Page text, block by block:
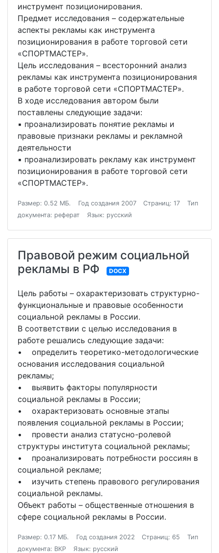
инструмент позиционирования.
Предмет исследования – содержательные
аспекты рекламы как инструмента
позиционирования в работе торговой сети
«СПОРТМАСТЕР».
Цель исследования – всесторонний анализ
рекламы как инструмента позиционирования
в работе торговой сети «СПОРТМАСТЕР».
В ходе исследования автором были
поставлены следующие задачи:
▪ проанализировать понятие рекламы и
правовые признаки рекламы и рекламной
деятельности
▪ проанализировать рекламу как инструмент
позиционирования в работе торговой сети
«СПОРТМАСТЕР».
Размер: 0.52 МБ. Год создания 2007 Страниц: 17
Тип
документа: реферат
Язык: русский
Правовой режим социальной
рекламы в РФ
DOCX
Цель работы – охарактеризовать структурно-
функциональные и правовые особенности
социальной рекламы в России.
В соответствии с целью исследования в
работе решались следующие задачи:
• определить теоретико-методологические
основания исследования социальной
рекламы;
• выявить факторы популярности
социальной рекламы в России;
• охарактеризовать основные этапы
появления социальной рекламы в России;
• провести анализ статусно-ролевой
структуры института социальной рекламы;
• проанализировать потребности россиян в
социальной рекламе;
• изучить степень правового регулирования
социальной рекламы.
Объект работы – общественные отношения в
сфере социальной рекламы в России.
Размер: 0.17 МБ. Год создания 2022 Страниц: 65
Тип
документа: ВКР
Язык: русский